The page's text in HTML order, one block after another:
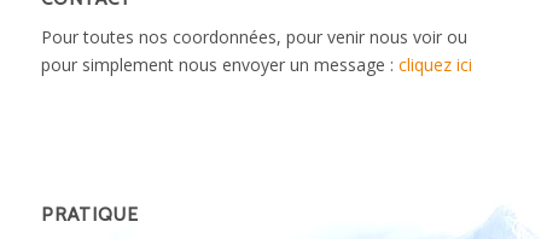
Pour toutes nos coordonnées, pour venir nous voir ou
pour simplement nous envoyer un message : cliquez ici
PRATIQUE